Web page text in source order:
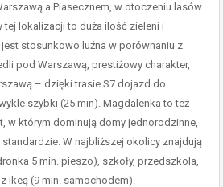
a Piasecznem, w otoczeniu lasów
tej lokalizacji to duża ilość zieleni i
stosunkowo luźna w porównaniu z
pod Warszawą, prestiżowy charakter,
– dzięki trasie S7 dojazd do
szybki (25 min). Magdalenka to też
w którym dominują domy jednorodzinne,
W najbliższej okolicy znajdują
5 min. pieszo), szkoły, przedszkola,
Ikeą (9 min. samochodem).